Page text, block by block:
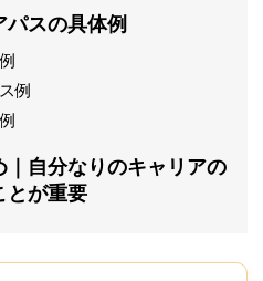
パスの具体例
例
｜自分なりのキャリアの
とが重要